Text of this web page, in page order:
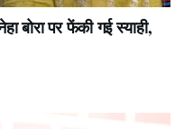
बोरा पर फेंकी गई स्याही,